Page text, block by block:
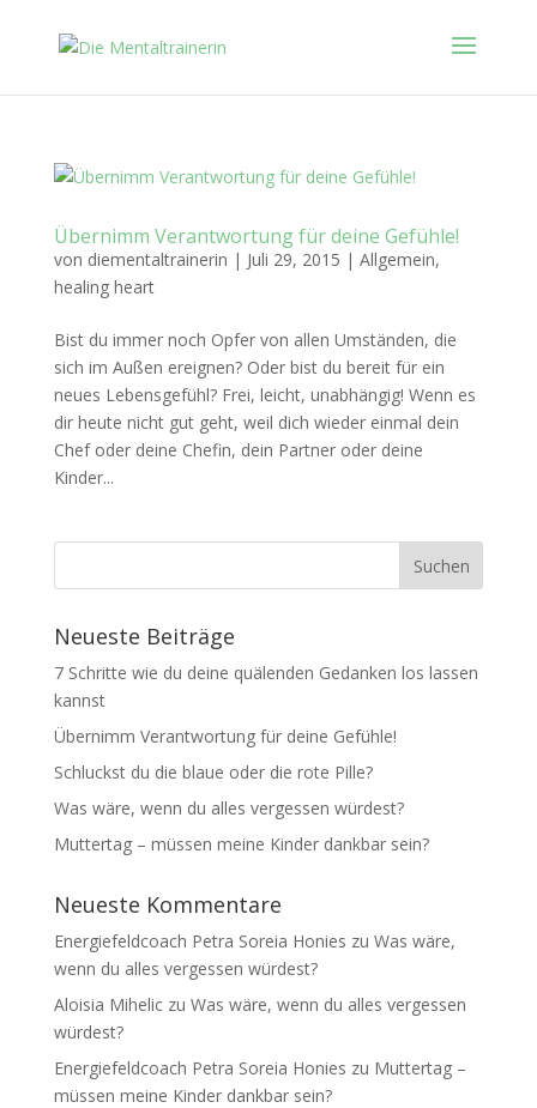
Übernimm Verantwortung für deine Gefühle!
von diementaltrainerin | Juli 29, 2015 | Allgemein,
healing heart
Bist du immer noch Opfer von allen Umständen, die
sich im Außen ereignen? Oder bist du bereit für ein
neues Lebensgefühl? Frei, leicht, unabhängig! Wenn es
dir heute nicht gut geht, weil dich wieder einmal dein
Chef oder deine Chefin, dein Partner oder deine
Kinder...
Neueste Beiträge
7 Schritte wie du deine quälenden Gedanken los lassen
kannst
Übernimm Verantwortung für deine Gefühle!
Schluckst du die blaue oder die rote Pille?
Was wäre, wenn du alles vergessen würdest?
Muttertag – müssen meine Kinder dankbar sein?
Neueste Kommentare
Energiefeldcoach Petra Soreia Honies zu Was wäre,
wenn du alles vergessen würdest?
Aloisia Miheliczu Was wäre, wenn du alles vergessen
würdest?
Energiefeldcoach Petra Soreia Honies zu Muttertag –
müssen meine Kinder dankbar sein?